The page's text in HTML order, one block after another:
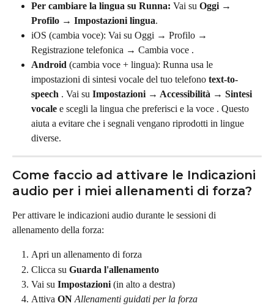
Per cambiare la lingua su Runna: Vai su Oggi →
Profilo → Impostazioni lingua.
iOS (cambia voce): Vai su Oggi → Profilo →
Registrazione telefonica → Cambia voce .
Android (cambia voce + lingua): Runna usa le
impostazioni di sintesi vocale del tuo telefono text-to-
speech . Vai su Impostazioni → Accessibilità → Sintesi
vocale e scegli la lingua che preferisci e la voce . Questo
aiuta a evitare che i segnali vengano riprodotti in lingue
diverse.
Come faccio ad attivare le Indicazioni
audio per i miei allenamenti di forza?
Per attivare le indicazioni audio durante le sessioni di
allenamento della forza:
Apri un allenamento di forza
Clicca su Guarda l'allenamento
Vai su Impostazioni (in alto a destra)
Attiva ON Allenamenti guidati per la forza